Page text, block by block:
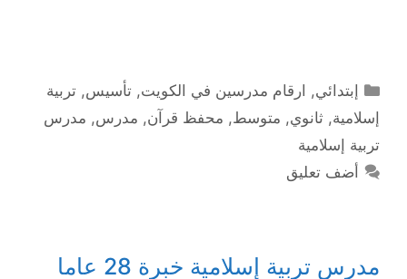
التصنيفات
إبتدائي, ارقام مدرسين في الكويت,تأسيس,تربية
إسلامية, ثانوي, متوسط, محفظ قرآن, مدرس, مدرس
تربية إسلامية
أضف تعليق
مدرس تربية إسلامية خبرة 28 عاما